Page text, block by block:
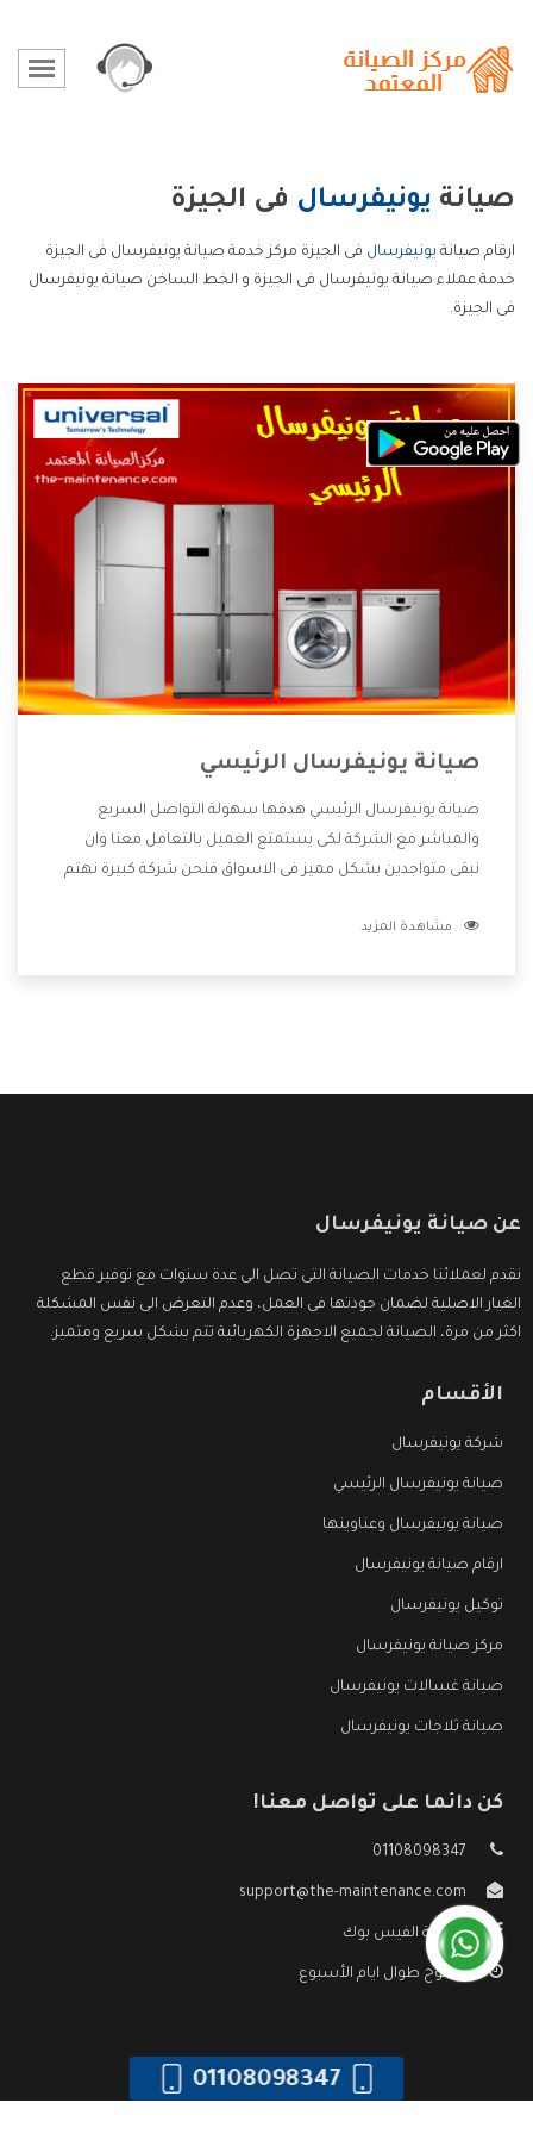
صيانة يونيفرسال فى الجيزة
ارقام صيانة يونيفرسال فى الجيزة مركز خدمة صيانة يونيفرسال فى الجيزة
خدمة عملاء صيانة يونيفرسال فى الجيزة و الخط الساخن صيانة يونيفرسال
فى الجيزة.
صيانة يونيفرسال الرئيسي
صيانة يونيفرسال الرئيسي هدفها سهولة التواصل السريع
والمباشر مع الشركة لكى يستمتع العميل بالتعامل معنا وان
نبقى متواجدين بشكل مميز فى الاسواق فنحن شركة كبيرة نهتم
الشركة بها والتى تكون منها خدمة الصيانة التى تكون من أهم
مشاهدة المزيد
عن صيانة يونيفرسال
نقدم لعملائنا خدمات الصيانة التى تصل الى عدة سنوات مع توفير قطع
الغيار الاصلية لضمان جودتها فى العمل، وعدم التعرض الى نفس المشكلة
اكثر من مرة، الصيانة لجميع الاجهزة الكهربائية تتم بشكل سريع ومتميز.
الأقسام
شركة يونيفرسال
صيانة يونيفرسال الرئيسي
صيانة يونيفرسال وعناوينها
ارقام صيانة يونيفرسال
توكيل يونيفرسال
مركز صيانة يونيفرسال
صيانة غسالات يونيفرسال
صيانة ثلاجات يونيفرسال
كن دائما على تواصل معنا!
01108098347
support@the-maintenance.com
صفحة الفيس بوك
مفتوح طوال ايام الأسبوع
01108098347